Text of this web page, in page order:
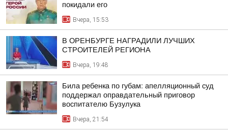
покидали его
Вчера, 15:53
В ОРЕНБУРГЕ НАГРАДИЛИ ЛУЧШИХ
СТРОИТЕЛЕЙ РЕГИОНА
Вчера, 19:48
Била ребенка по губам: апелляционный суд
поддержал оправдательный приговор
воспитателю Бузулука
Вчера, 21:54